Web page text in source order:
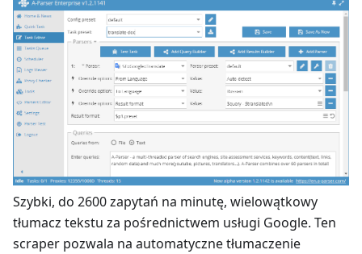
Szybki, do 2600 zapytań na minutę, wielowątkowy
tłumacz tekstu za pośrednictwem usługi Google. Ten
scraper pozwala na automatyczne tłumaczenie